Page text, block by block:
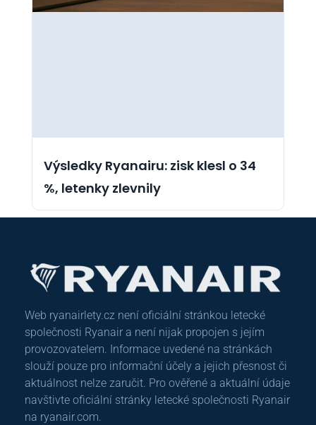
Výsledky Ryanairu: zisk klesl o 34
%, letenky zlevnily
Web ryanairlety.cz není oficiální stránkou letecké
společnosti Ryanair a není nijak propojen s jejím
provozovatelem. Informace uvedené na stránkách
slouží pouze pro informační účely a jejich přesnost či
aktuálnost nelze zaručit. Pro ověřené a aktuální údaje
navštivte oficiální stránky letecké společnosti Ryanair
na ryanair.com.